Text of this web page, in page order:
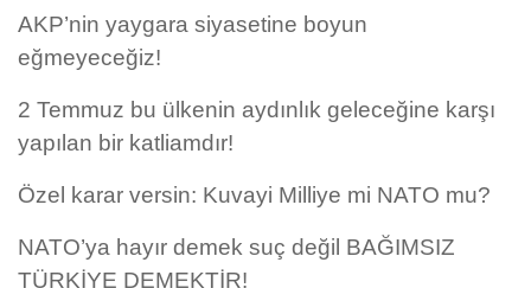
AKP’nin yaygara siyasetine boyun
eğmeyeceğiz!
2 Temmuz bu ülkenin aydınlık geleceğine karşı
yapılan bir katliamdır!
Özel karar versin: Kuvayi Milliye mi NATO mu?
NATO’ya hayır demek suç değil BAĞIMSIZ
TÜRKİYE DEMEKTİR!